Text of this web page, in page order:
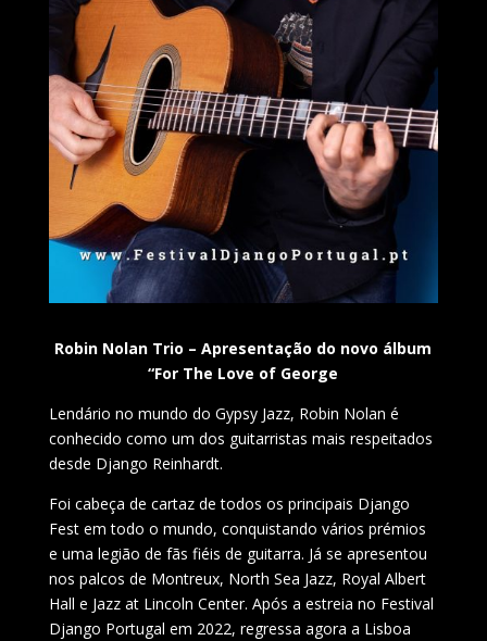
Robin Nolan Trio – Apresentação do novo álbum
“For The Love of George
Lendário no mundo do Gypsy Jazz, Robin Nolan é
conhecido como um dos guitarristas mais respeitados
desde Django Reinhardt.
Foi cabeça de cartaz de todos os principais Django
Fest em todo o mundo, conquistando vários prémios
e uma legião de fãs fiéis de guitarra. Já se apresentou
nos palcos de Montreux, North Sea Jazz, Royal Albert
Hall e Jazz at Lincoln Center. Após a estreia no Festival
Django Portugal em 2022, regressa agora a Lisboa